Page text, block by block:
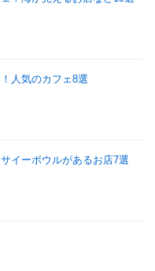
人気のカフェ8選
イーボウルがあるお店7選